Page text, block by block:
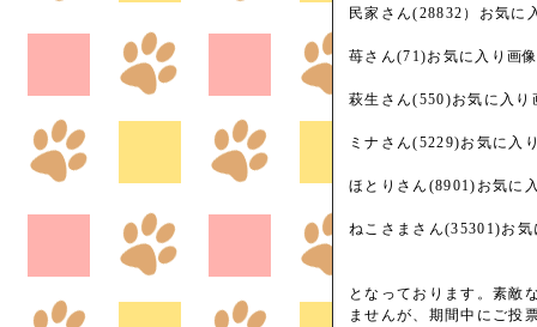
民家さん(28832）お気に
苺さん(71)お気に入り画
萩生さん(550)お気に入
ミナさん(5229)お気に入
ほとりさん(8901)お気に
ねこさまさん(35301)お
となっております。素敵
ませんが、期間中にご投